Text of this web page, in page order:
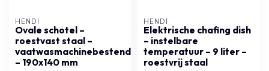
HENDI
Ovale schotel –
roestvast staal –
vaatwasmachinebestendig
– 190x140 mm
HENDI
Elektrische chafing dish
– instelbare
temperatuur – 9 liter –
roestvrij staal